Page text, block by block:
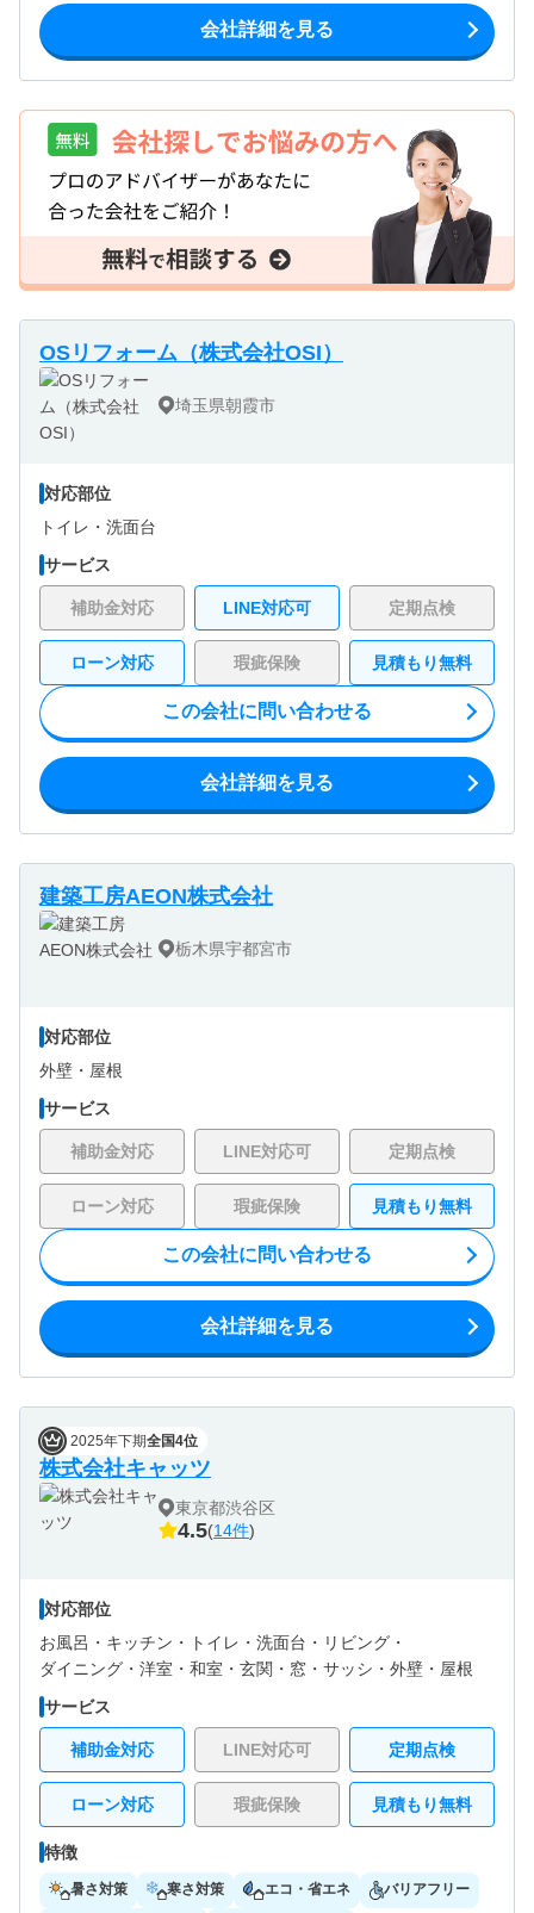
会社詳細を見る
OSリフォーム（株式会社OSI）
埼玉県朝霞市
対応部位
トイレ・ 洗面台
サービス
補助金対応 LINE対応可 定期点検
ローン対応 瑕疵保険 見積もり無料
この会社に問い合わせる
会社詳細を見る
建築工房AEON株式会社
栃木県宇都宮市
対応部位
外壁・ 屋根
サービス
補助金対応 LINE対応可 定期点検
ローン対応 瑕疵保険 見積もり無料
この会社に問い合わせる
会社詳細を見る
2025年下期全国4位
株式会社キャッツ
東京都渋谷区
4.5(14件)
対応部位
お風呂・ キッチン・ トイレ・ 洗面台・ リビング・
ダイニング・ 洋室・ 和室・ 玄関・ 窓・サッシ・ 外壁・ 屋根
サービス
補助金対応 LINE対応可 定期点検
ローン対応 瑕疵保険 見積もり無料
特徴
暑さ対策 寒さ対策 エコ・省エネ バリアフリー